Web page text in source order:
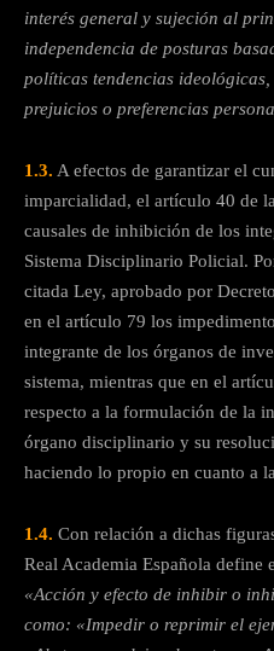
interés general y sujeción al
independencia de posturas
políticas tendencias
prejuicios o preferencias
1.3. A efectos de garantizar el
imparcialidad, el artículo 40 de la
causales de inhibición de los
Sistema Disciplinario Policial.
citada Ley, aprobado por
en el artículo 79 los
integrante de los órganos de
sistema, mientras que en el
respecto a la formulación de la
órgano disciplinario y su
haciendo lo propio en cuanto a
1.4. Con relación a dichas
Real Academia Española
«Acción y efecto de inhibir o
como: «Impedir o reprimir el